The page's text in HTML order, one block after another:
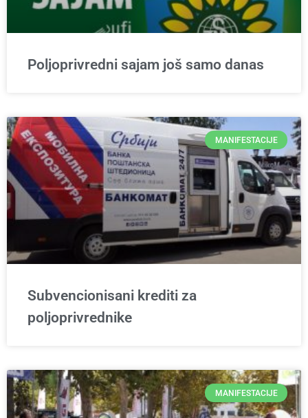
Poljoprivredni sajam još samo danas
MANIFESTACIJE
Subvencionisani krediti za
poljoprivrednike
MANIFESTACIJE